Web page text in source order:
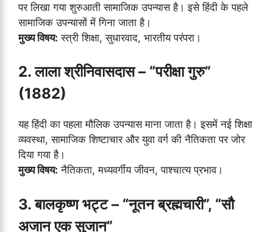
पर लिखा गया शुरुआती सामाजिक उपन्यास है। इसे हिंदी के पहले
सामाजिक उपन्यासों में गिना जाता है।
मुख्य विषय: स्त्री शिक्षा, सुधारवाद, भारतीय परंपरा।
2. लाला श्रीनिवासदास – “परीक्षा गुरु”
(1882)
यह हिंदी का पहला मौलिक उपन्यास माना जाता है। इसमें नई शिक्षा
व्यवस्था, सामाजिक शिष्टाचार और युवा वर्ग की नैतिकता पर जोर
दिया गया है।
मुख्य विषय: नैतिकता, मध्यवर्गीय जीवन, पाश्चात्य प्रभाव।
3. बालकृष्ण भट्ट – “नूतन ब्रह्मचारी”, “सौ
अजान एक सुजान”